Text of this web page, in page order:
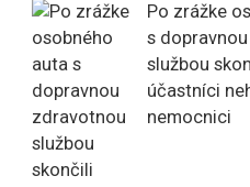
Po zrážke
s
službou
účastníci
nemocnici